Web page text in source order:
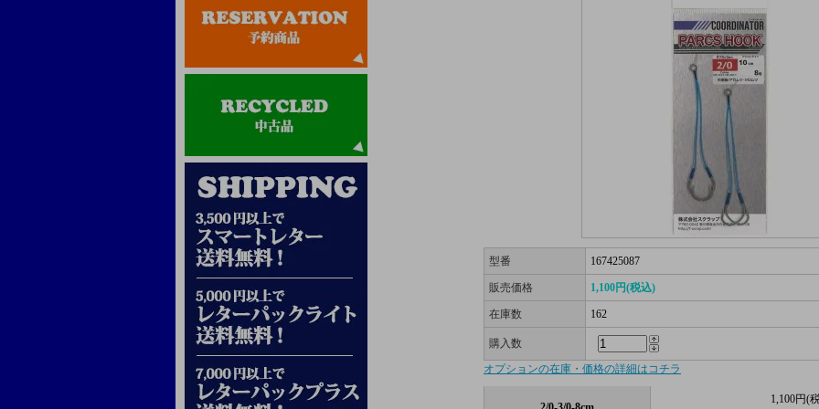
型番 167425087
販売価格 1,100円(税込)
在庫数 162
購入数
オプションの在庫・価格の詳細はコチラ
1,100円(